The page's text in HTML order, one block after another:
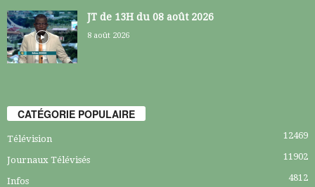
JT de 13H du 08 août 2026
8 août 2026
CATÉGORIE POPULAIRE
Télévision 12469
Journaux Télévisés 11902
Infos 4812